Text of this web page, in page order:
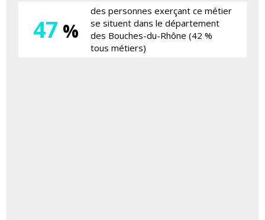
47 %
des personnes exerçant ce métier
se situent dans le département
des Bouches-du-Rhône (42 %
tous métiers)